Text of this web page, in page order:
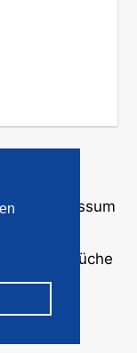
Impressum
und Sprüche